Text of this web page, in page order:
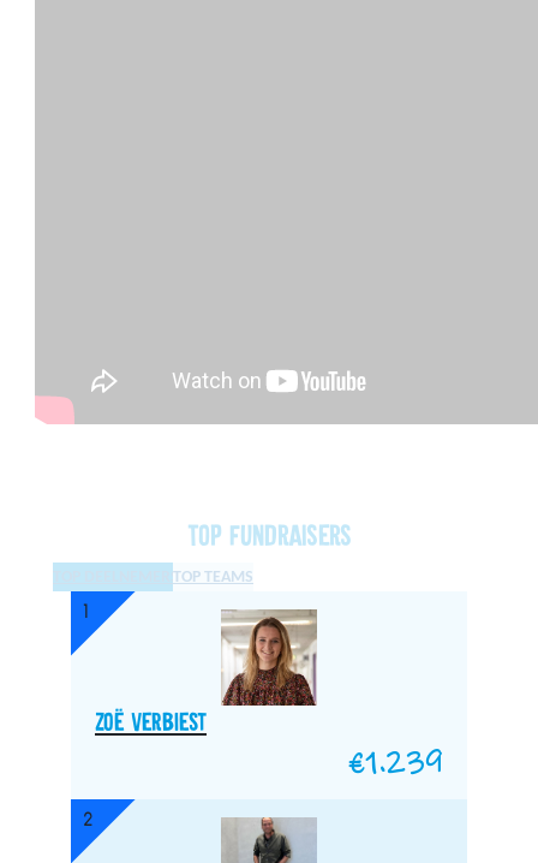
Top fundraisers
TOP DEELNEMERSTOP TEAMS
1
Zoë Verbiest
€1.239
2